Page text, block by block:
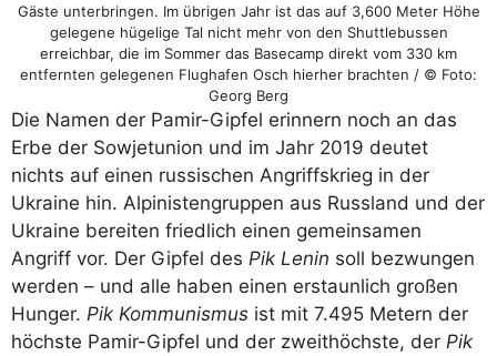
Gäste unterbringen. Im übrigen Jahr ist das auf 3,600 Meter Höhe
gelegene hügelige Tal nicht mehr von den Shuttlebussen
erreichbar, die im Sommer das Basecamp direkt vom 330 km
entfernten gelegenen Flughafen Osch hierher brachten / © Foto:
Georg Berg
Die Namen der Pamir-Gipfel erinnern noch an das
Erbe der Sowjetunion und im Jahr 2019 deutet
nichts auf einen russischen Angriffskrieg in der
Ukraine hin. Alpinistengruppen aus Russland und der
Ukraine bereiten friedlich einen gemeinsamen
Angriff vor. Der Gipfel des Pik Lenin soll bezwungen
werden – und alle haben einen erstaunlich großen
Hunger. Pik Kommunismus ist mit 7.495 Metern der
höchste Pamir-Gipfel und der zweithöchste, der Pik